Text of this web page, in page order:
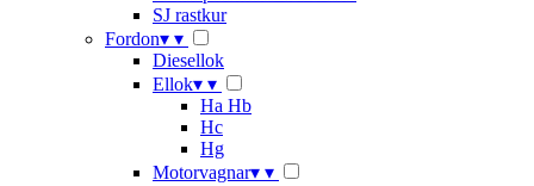
SJ rastkur
Fordon▾ ▾
Diesellok
Ellok▾ ▾
Ha Hb
Hc
Hg
Motorvagnar▾ ▾